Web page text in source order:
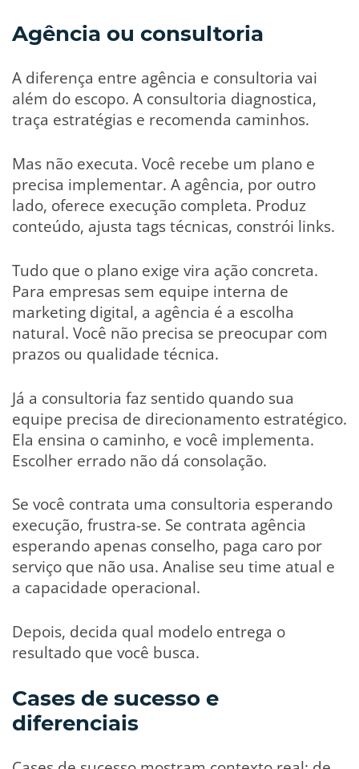
Agência ou consultoria
A diferença entre agência e consultoria vai
além do escopo. A consultoria diagnostica,
traça estratégias e recomenda caminhos.
Mas não executa. Você recebe um plano e
precisa implementar. A agência, por outro
lado, oferece execução completa. Produz
conteúdo, ajusta tags técnicas, constrói links.
Tudo que o plano exige vira ação concreta.
Para empresas sem equipe interna de
marketing digital, a agência é a escolha
natural. Você não precisa se preocupar com
prazos ou qualidade técnica.
Já a consultoria faz sentido quando sua
equipe precisa de direcionamento estratégico.
Ela ensina o caminho, e você implementa.
Escolher errado não dá consolação.
Se você contrata uma consultoria esperando
execução, frustra-se. Se contrata agência
esperando apenas conselho, paga caro por
serviço que não usa. Analise seu time atual e
a capacidade operacional.
Depois, decida qual modelo entrega o
resultado que você busca.
Cases de sucesso e
diferenciais